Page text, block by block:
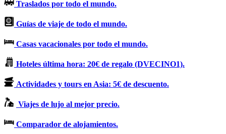
Traslados por todo el mundo.
Guías de viaje de todo el mundo.
Casas vacacionales por todo el mundo.
Hoteles última hora: 20€ de regalo (DVECINO1).
Actividades y tours en Asia: 5€ de descuento.
Viajes de lujo al mejor precio.
Comparador de alojamientos.